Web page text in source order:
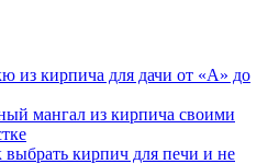
из кирпича для дачи от «А» до
мангал из кирпича своими
выбрать кирпич для печи и не